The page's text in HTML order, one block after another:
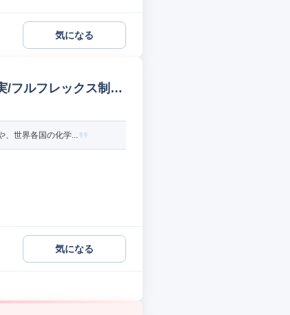
気になる
/フルフレックス制度
、世界各国の化学...
気になる